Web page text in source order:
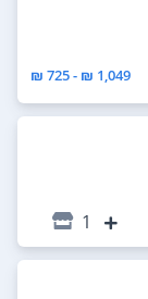
1,049 ₪ - 725 ₪
1